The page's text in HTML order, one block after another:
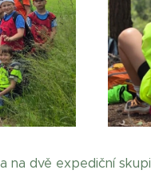
dvě expediční